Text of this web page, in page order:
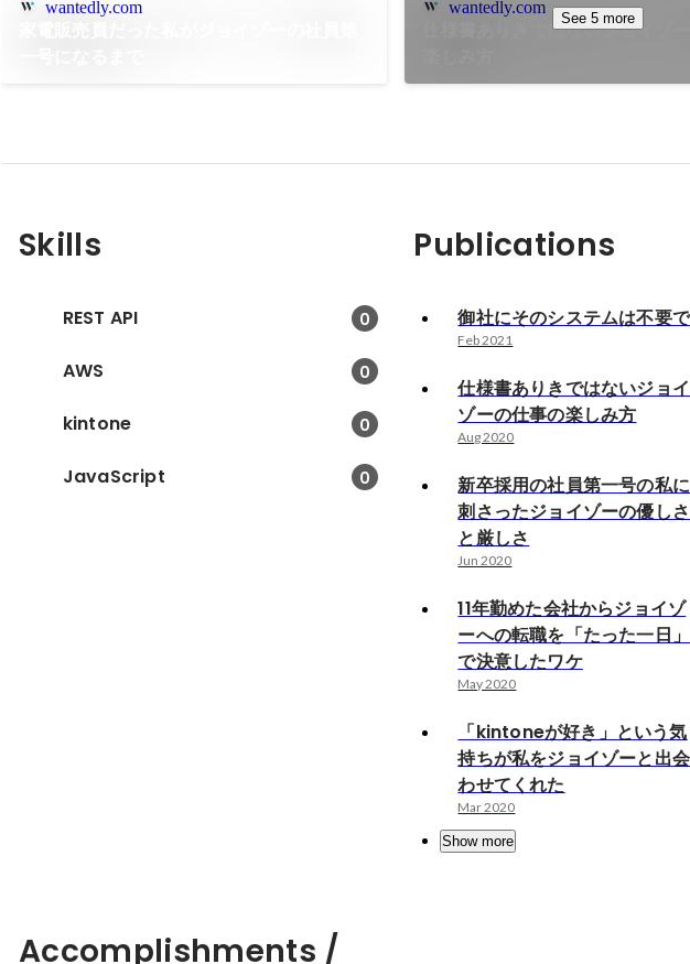
wantedly.com wantedly.com
仕様書ありきではないジョイゾー
See 5 more
Skills
REST API 0
AWS 0
kintone 0
JavaScript 0
Publications
御社にそのシステムは不要
Feb 2021
仕様書ありきではないジョイ
ゾーの仕事の楽しみ方
Aug 2020
新卒採用の社員第一号の私に
刺さったジョイゾーの優しさ
と厳しさ
Jun 2020
11年勤めた会社からジョイゾ
ーへの転職を「たった一日」
で決意したワケ
May 2020
「kintoneが好き」という気
持ちが私をジョイゾーと出会
わせてくれた
Mar 2020
Show more
Accomplishments /